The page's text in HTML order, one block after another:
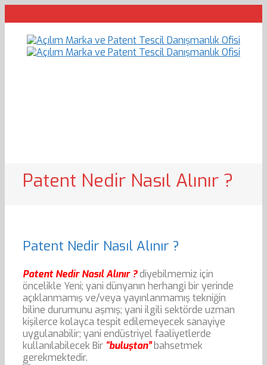
Patent Nedir Nasıl Alınır ?
Patent Nedir Nasıl Alınır ?
Patent Nedir Nasıl Alınır ?diyebilmemiz için
öncelikle Yeni; yani dünyanın herhangi bir yerinde
açıklanmamış ve/veya yayınlanmamış tekniğin
biline durumunu aşmış; yani ilgili sektörde uzman
kişilerce kolayca tespit edilemeyecek sanayiye
uygulanabilir; yani endüstriyel faaliyetlerde
kullanılabilecek Bir “buluştan”bahsetmek
gerekmektedir.